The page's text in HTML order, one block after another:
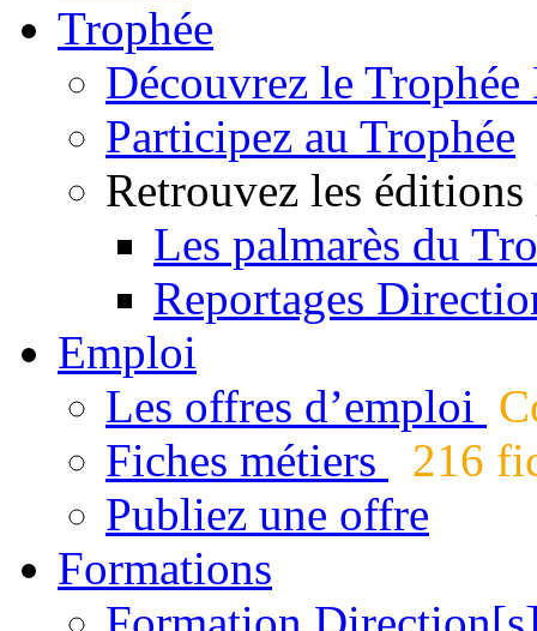
Trophée
Découvrez le
Participez au Trophée
Retrouvez les éditions
Les palmarès du
Reportages
Emploi
Les offres d’emploi
Fiches métiers
216
Publiez une offre
Formations